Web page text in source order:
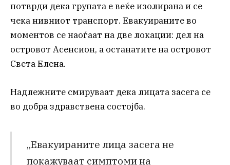
потврди дека групата е веќе изолирана и се
чека нивниот транспорт. Евакуираните во
моментов се наоѓаат на две локации: дел на
островот Асенсион, а останатите на островот
Света Елена.
Надлежните смируваат дека лицата засега се
во добра здравствена состојба.
„Евакуираните лица засега не
покажуваат симптоми на